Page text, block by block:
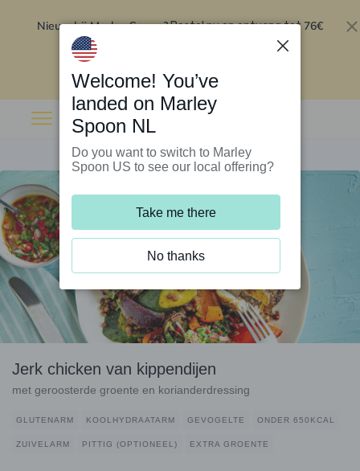
Nieuw bij Marley Spoon?Bestel nu en ontvang tot 76€
Jerk chicken van kippendijen
met geroosterde groente en korianderdressing
GLUTENARM KOOLHYDRAATARM GEVOGELTE ONDER 650KCAL
ZUIVELARM PITTIG (OPTIONEEL) EXTRA GROENTE
Welcome! You’ve
landed on Marley
Spoon NL
Do you want to switch to Marley
Spoon US to see our local offering?
Take me there
No thanks